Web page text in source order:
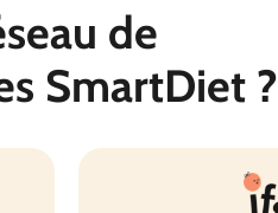
de
SmartDiet ?